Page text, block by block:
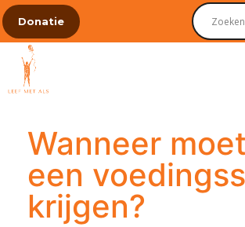
Donatie
Wanneer
een
krijgen?